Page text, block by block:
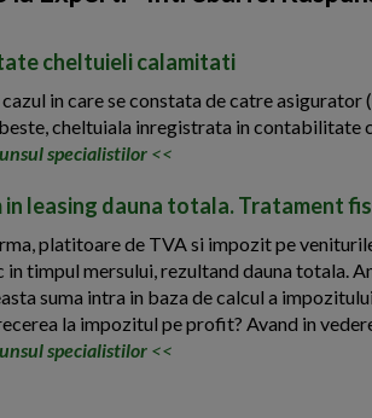
cheltuieli calamitati
cazul in care se constata de catre
cheltuiala inregistrata in contabilitate
specialistilor <<
leasing dauna totala. Tratament
platitoare de TVA si impozit pe
in timpul mersului, rezultand dauna totala.
suma intra in baza de calcul a
la impozitul pe profit? Avand in
specialistilor <<